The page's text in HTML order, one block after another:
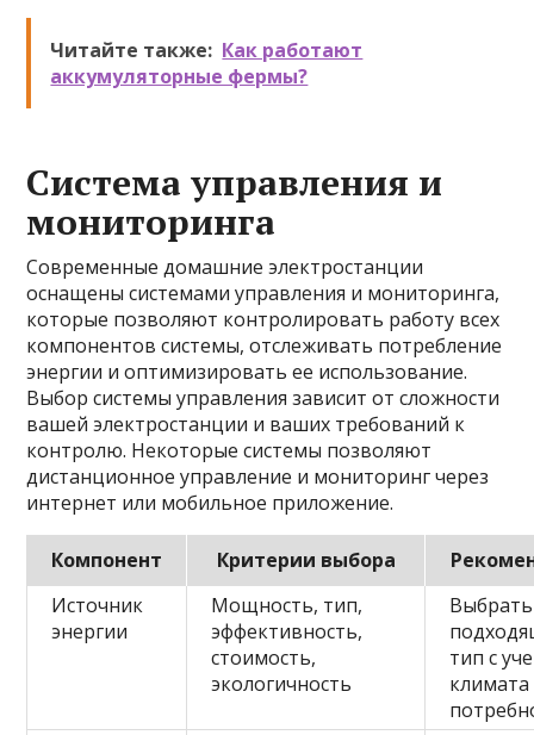
Читайте также: Как работают
аккумуляторные фермы?
Система управления и
мониторинга
Современные домашние электростанции
оснащены системами управления и мониторинга,
которые позволяют контролировать работу всех
компонентов системы, отслеживать потребление
энергии и оптимизировать ее использование.
Выбор системы управления зависит от сложности
вашей электростанции и ваших требований к
контролю. Некоторые системы позволяют
дистанционное управление и мониторинг через
интернет или мобильное приложение.
Компонент Критерии выбора
Источник
энергии
Мощность, тип,
эффективность,
стоимость,
экологичность
Выбрать
тип с
климата